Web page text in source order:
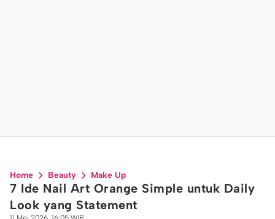
Home Beauty Make Up
7 Ide Nail Art Orange Simple untuk Daily
Look yang Statement